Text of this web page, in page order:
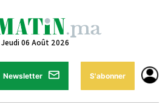
Jeudi 06 Août 2026
Newsletter S'abonner